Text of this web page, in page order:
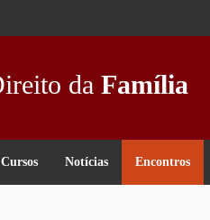
da Família
Cursos Notícias Encontros